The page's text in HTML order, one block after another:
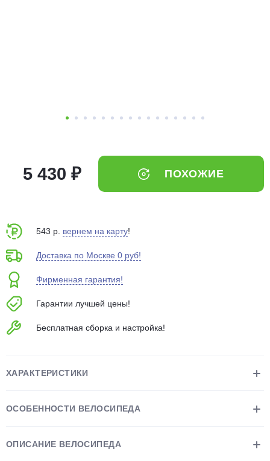
5 430 ₽ ПОХОЖИЕ
543 р. вернем на карту!
Доставка по Москве 0 руб!
Фирменная гарантия!
Гарантии лучшей цены!
Бесплатная сборка и настройка!
ХАРАКТЕРИСТИКИ
ОСОБЕННОСТИ ВЕЛОСИПЕДА
ОПИСАНИЕ ВЕЛОСИПЕДА
25
8 800 302-02-51